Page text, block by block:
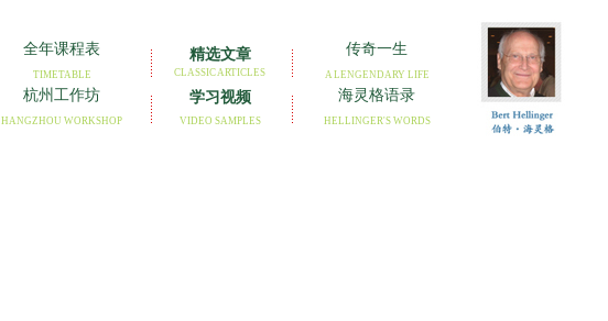
全年课程表 精选文章
CLASSIC ARTICLES
传奇一生
TIMETABLE A LENGENDARY LIFE
杭州工作坊 学习视频 海灵格语录
HANGZHOU WORKSHOP VIDEO SAMPLES HELLINGER'S WORDS